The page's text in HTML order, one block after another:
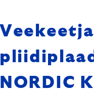
Veekeetja
NORDIC